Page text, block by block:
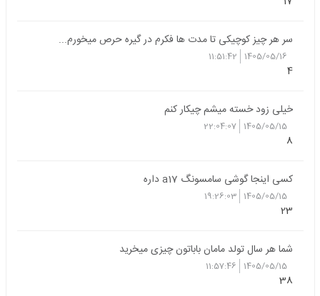
سر هر چیز کوچیکی تا مدت ها فکرم در گیره حرص میخورم...
1405/05/16
11:51:42
4
خیلی زود خسته میشم چیکار کنم
1405/05/15
22:04:07
8
کسی اینجا گوشی سامسونگ a17 داره
1405/05/15
19:26:03
23
شما هر سال تولد مامان باباتون چیزی میخرید
1405/05/15
11:57:46
38